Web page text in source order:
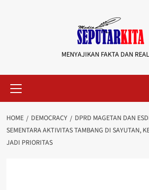
MENYAJIKAN FAKTA DAN
Menu
HOME DEMOCRACY
DPRD MAGETAN DAN
SEMENTARA AKTIVITAS TAMBANG DI SAYUTAN,
JADI PRIORITAS